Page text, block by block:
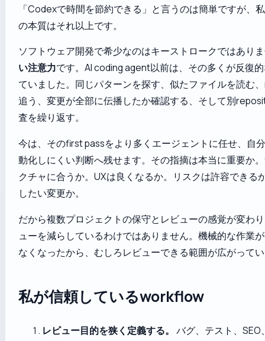
「Codexで時間を節約できる」と言うのは簡単ですが、
の本質はそれ以上です。
ソフトウェア開発で希少なのはキーストロークではあり
い注意力です。AI coding agent以前は、その多くが反復
ていました。同じパターンを探す、似たファイルを読む
追う、変更が全部に伝播したか確認する、そして別
査を繰り返す。
今は、そのfirst passをより多くエージェントに任せ、自
動化しにくい判断へ残せます。その指摘は本当に重要か
クチャに合うか。UXは良くなるか。リスクは許容できる
したい変更か。
だから複数プロジェクトの保守とレビューの感覚が変わ
ューを減らしているわけではありません。機械的な作業
なくなったから、むしろレビューできる範囲が広がって
私が信頼しているworkflow
レビュー目的を狭く定義する。 バグ、テスト、